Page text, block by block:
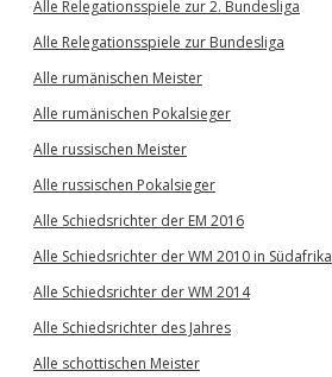
Alle Relegationsspiele zur 2. Bundesliga
Alle Relegationsspiele zur Bundesliga
Alle rumänischen Meister
Alle rumänischen Pokalsieger
Alle russischen Meister
Alle russischen Pokalsieger
Alle Schiedsrichter der EM 2016
Alle Schiedsrichter der WM 2010 in Südafrika
Alle Schiedsrichter der WM 2014
Alle Schiedsrichter des Jahres
Alle schottischen Meister